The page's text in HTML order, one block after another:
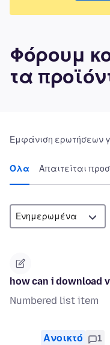
Φόρουμ
τα
Εμφάνιση ερωτήσεων
Όλα Απαιτείται
how can i download
Numbered list item
Ανοικτό 1